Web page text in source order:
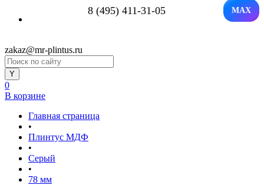
8 (495) 411-31-05 MAX
zakaz@mr-plintus.ru
0
В корзине
Главная страница
•
Плинтус МДФ
•
Серый
•
78 мм